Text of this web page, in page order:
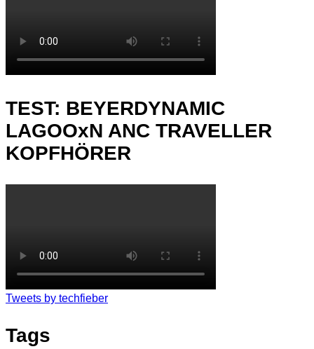
TEST: BEYERDYNAMIC
LAGOOxN ANC TRAVELLER
KOPFHÖRER
Tweets by techfieber
Tags